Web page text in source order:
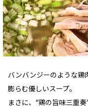
バンバンジーのような鶏
膨らむ優しいスープ。
まさに、“鶏の旨味三重奏